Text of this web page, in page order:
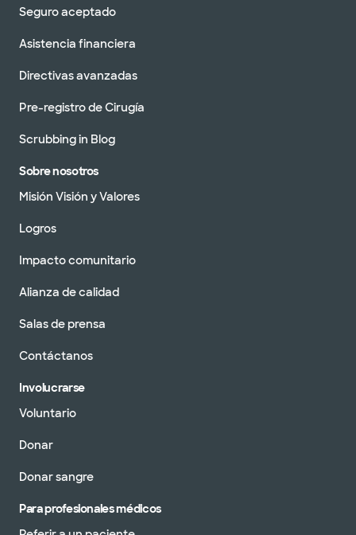
Seguro aceptado
Asistencia financiera
Directivas avanzadas
Pre-registro de Cirugía
Scrubbing in Blog
Sobre nosotros
Misión Visión y Valores
Logros
Impacto comunitario
Alianza de calidad
Salas de prensa
Contáctanos
Involucrarse
Voluntario
Donar
Donar sangre
Para profesionales médicos